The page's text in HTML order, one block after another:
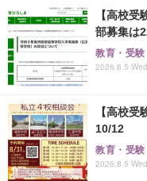
【高校
部募集は
教育・受験
2026.8.5
【高校
10/12
教育・受験
2026.8.5